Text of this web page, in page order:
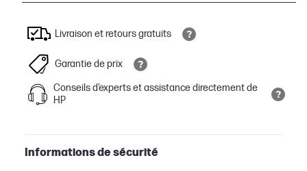
Livraison et retours gratuits
Garantie de prix
Conseils d’experts et assistance directement de
HP
Informations de sécurité